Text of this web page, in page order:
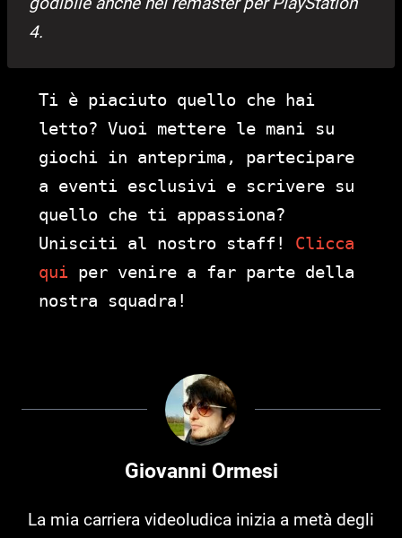
4.
Ti è piaciuto quello che hai
letto? Vuoi mettere le mani su
giochi in anteprima, partecipare
a eventi esclusivi e scrivere su
quello che ti appassiona?
Unisciti al nostro staff! Clicca
qui per venire a far parte della
nostra squadra!
Giovanni Ormesi
La mia carriera videoludica inizia a metà degli